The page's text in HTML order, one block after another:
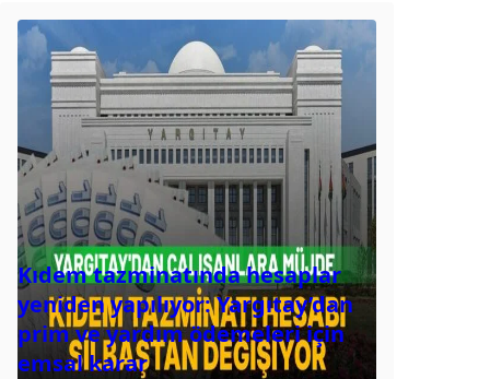
Kıdem tazminatında hesaplar
yeniden yapılıyor: Yargıtay’dan
prim ve yardım ödemeleri için
emsal karar